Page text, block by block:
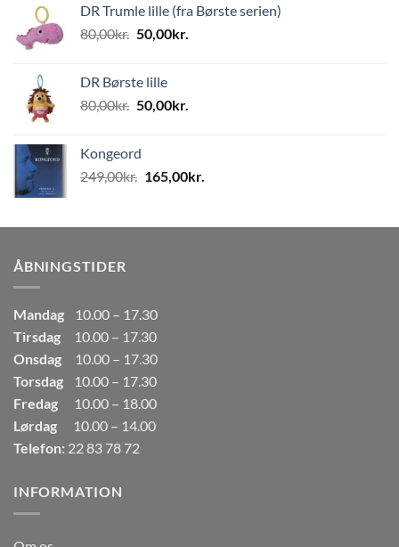
var:
499,00kr..
er:
DR Trumle lille (fra Børste serien)
80,00kr. Den
var:
80,00kr..
50,00kr.
50,00kr..
DR Børste lille
80,00kr. Den
var:
80,00kr..
50,00kr.
50,00kr..
Kongeord
249,00kr. Den
var:
165,00kr.
er:
ÅBNINGSTIDER
Mandag
10.00 – 17.30
Tirsdag
10.00 – 17.30
Onsdag
10.00 – 17.30
Torsdag
10.00 – 17.30
Fredag
10.00 – 18.00
Lørdag
10.00 – 14.00
Telefon: 22 83 78 72
INFORMATION